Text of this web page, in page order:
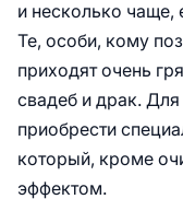
и несколько чаще,
Те, особи, кому
приходят очень
свадеб и драк.
приобрести
который, кроме
эффектом.